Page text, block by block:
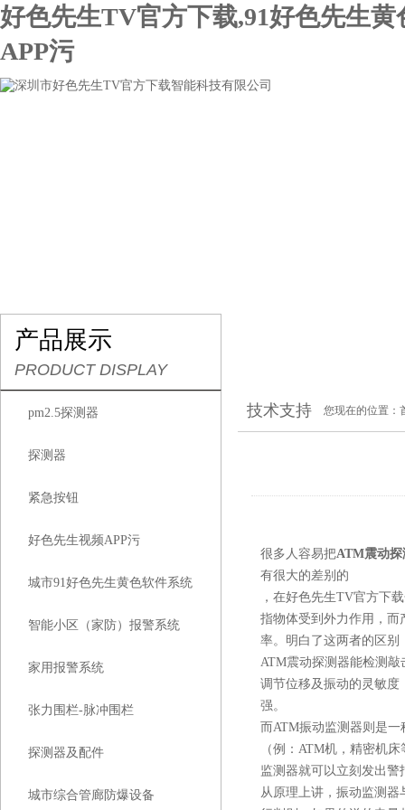
好色先生TV官方下载,91好色先生
APP污
产品展示
PRODUCT DISPLAY
pm2.5探测器
探测器
紧急按钮
好色先生视频APP污
城市91好色先生黄色软件系统
智能小区（家防）报警系统
家用报警系统
张力围栏-脉冲围栏
探测器及配件
城市综合管廊防爆设备
技术支持 您现在的位置：
很多人容易把ATM震动探
有很大的差别的
，在好色先生TV官方下
指物体受到外力作用，
率。明白了这两者的区
ATM震动探测器能检测敲击
调节位移及振动的灵敏度（
强。
而ATM振动监测器则是一
（例：ATM机，
监测器就可以立刻发出警报
从原理上讲，振动监测